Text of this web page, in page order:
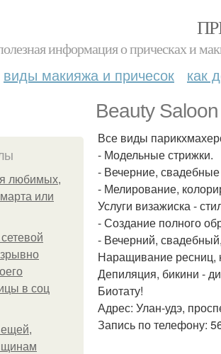
информация о прическах и
виды макияжа и причесок как
Beauty
любимых,
или
в соц
Все виды
- Модельные стрижки.
- Вечерние, свадебные
- Мелирование,
Услуги визажиска -
- Создание полного
- Вечерний,
Наращивание ресниц,
Депиляция, бикини -
Биотату!
Адрес: Улан-удэ,
Запись по телефону: